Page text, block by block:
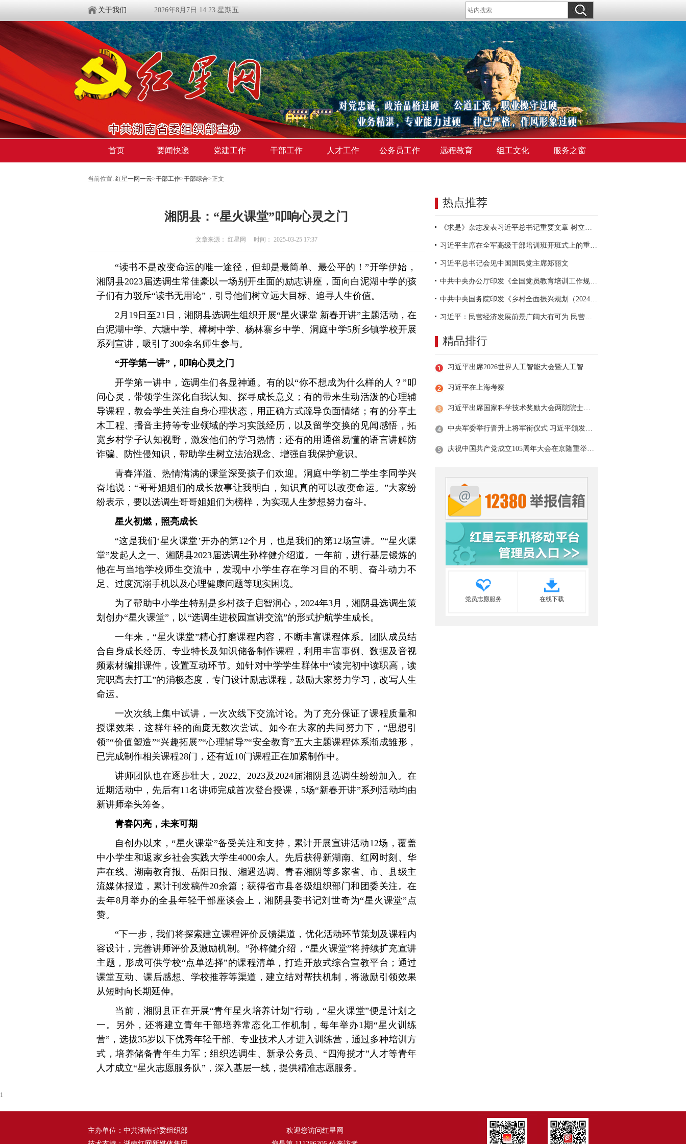
关于我们 2026年8月7日 14:23 星期五
首页 要闻快递 党建工作 干部工作 人才工作 公务员工作 远程教育 组工文化 服务之窗
当前位置: 红星一网一云>干部工作>干部综合>正文
湘阴县：“星火课堂”叩响心灵之门
文章来源： 红星网 时间： 2025-03-25 17:37
“读书不是改变命运的唯一途径，但却是最简单、最公平的！”开学伊始，
湘阴县2023届选调生常佳豪以一场别开生面的励志讲座，面向白泥湖中学的孩
子们有力驳斥“读书无用论”，引导他们树立远大目标、追寻人生价值。
2月19日至21日，湘阴县选调生组织开展“星火课堂 新春开讲”主题活动，在
白泥湖中学、六塘中学、樟树中学、杨林寨乡中学、洞庭中学5所乡镇学校开展
系列宣讲，吸引了300余名师生参与。
“开学第一讲”，叩响心灵之门
开学第一讲中，选调生们各显神通。有的以“你不想成为什么样的人？”叩
问心灵，带领学生深化自我认知、探寻成长意义；有的带来生动活泼的心理辅
导课程，教会学生关注自身心理状态，用正确方式疏导负面情绪；有的分享土
木工程、播音主持等专业领域的学习实践经历，以及留学交换的见闻感悟，拓
宽乡村学子认知视野，激发他们的学习热情；还有的用通俗易懂的语言讲解防
诈骗、防性侵知识，帮助学生树立法治观念、增强自我保护意识。
青春洋溢、热情满满的课堂深受孩子们欢迎。洞庭中学初二学生李同学兴
奋地说：“哥哥姐姐们的成长故事让我明白，知识真的可以改变命运。”大家纷
纷表示，要以选调生哥哥姐姐们为榜样，为实现人生梦想努力奋斗。
星火初燃，照亮成长
“这是我们‘星火课堂’开办的第12个月，也是我们的第12场宣讲。”“星火课
堂”发起人之一、湘阴县2023届选调生孙梓健介绍道。一年前，进行基层锻炼的
他在与当地学校师生交流中，发现中小学生存在学习目的不明、奋斗动力不
足、过度沉溺手机以及心理健康问题等现实困境。
为了帮助中小学生特别是乡村孩子启智润心，2024年3月，湘阴县选调生策
划创办“星火课堂”，以“选调生进校园宣讲交流”的形式护航学生成长。
一年来，“星火课堂”精心打磨课程内容，不断丰富课程体系。团队成员结
合自身成长经历、专业特长及知识储备制作课程，利用丰富事例、数据及音视
频素材编排课件，设置互动环节。如针对中学学生群体中“读完初中读职高，读
完职高去打工”的消极态度，专门设计励志课程，鼓励大家努力学习，改写人生
命运。
一次次线上集中试讲，一次次线下交流讨论。为了充分保证了课程质量和
授课效果，这群年轻的面庞无数次尝试。如今在大家的共同努力下，“思想引
领”“价值塑造”“兴趣拓展”“心理辅导”“安全教育”五大主题课程体系渐成雏形，
已完成制作相关课程28门，还有近10门课程正在加紧制作中。
讲师团队也在逐步壮大，2022、2023及2024届湘阴县选调生纷纷加入。在
近期活动中，先后有11名讲师完成首次登台授课，5场“新春开讲”系列活动均由
新讲师牵头筹备。
青春闪亮，未来可期
自创办以来，“星火课堂”备受关注和支持，累计开展宣讲活动12场，覆盖
中小学生和返家乡社会实践大学生4000余人。先后获得新湖南、红网时刻、华
声在线、湖南教育报、岳阳日报、湘遇选调、青春湘阴等多家省、市、县级主
流媒体报道，累计刊发稿件20余篇；获得省市县各级组织部门和团委关注。在
去年8月举办的全县年轻干部座谈会上，湘阴县委书记刘世奇为“星火课堂”点
赞。
“下一步，我们将探索建立课程评价反馈渠道，优化活动环节策划及课程内
容设计，完善讲师评价及激励机制。”孙梓健介绍，“星火课堂”将持续扩充宣讲
主题，形成可供学校“点单选择”的课程清单，打造开放式综合宣教平台；通过
课堂互动、课后感想、学校推荐等渠道，建立结对帮扶机制，将激励引领效果
从短时向长期延伸。
当前，湘阴县正在开展“青年星火培养计划”行动，“星火课堂”便是计划之
一。另外，还将建立青年干部培养常态化工作机制，每年举办1期“星火训练
营”，选拔35岁以下优秀年轻干部、专业技术人才进入训练营，通过多种培训方
式，培养储备青年生力军；组织选调生、新录公务员、“四海揽才”人才等青年
人才成立“星火志愿服务队”，深入基层一线，提供精准志愿服务。
热点推荐
《求是》杂志发表习近平总书记重要文章 树立和践行正确政绩观
习近平主席在全军高级干部培训班开班式上的重要讲话引领全军开展思想整风、深化政治整训
习近平总书记会见中国国民党主席郑丽文
中共中央办公厅印发《全国党员教育培训工作规划（2024－2028年）》
中共中央国务院印发《乡村全面振兴规划（2024—2027年）》
习近平：民营经济发展前景广阔大有可为 民营企业和民营企业家大显身手正当其时
精品排行
习近平出席2026世界人工智能大会暨人工智能全球治理高级别会议开幕式并发表主旨讲话
习近平在上海考察
习近平出席国家科学技术奖励大会两院院士大会中国科协第十一次全国代表大会并发表重要讲话
中央军委举行晋升上将军衔仪式 习近平颁发命令状并向晋衔的军官表示祝贺
庆祝中国共产党成立105周年大会在京隆重举行 习近平发表重要讲话
党员志愿服务 在线下载
1
主办单位：中共湖南省委组织部
欢迎您访问红星网